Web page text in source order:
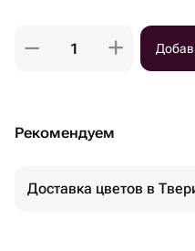
Рекомендуем
Доставка цветов в